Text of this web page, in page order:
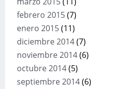
febrero 2015(7)
enero 2015(11)
diciembre 2014(7)
noviembre 2014(6)
octubre 2014(5)
septiembre 2014(6)